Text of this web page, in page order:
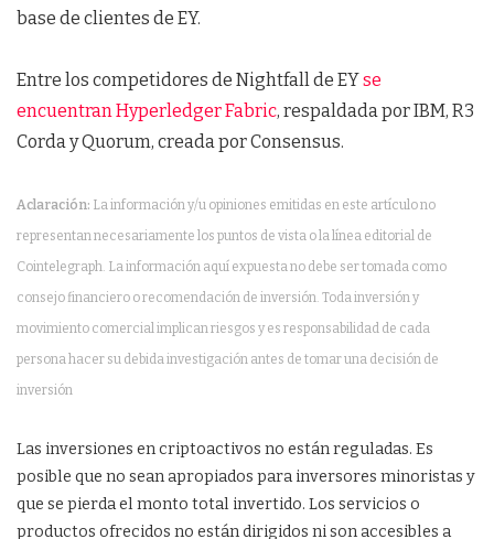
base de clientes de EY.
Entre los competidores de Nightfall de EYse
encuentran Hyperledger Fabric, respaldada por IBM, R3
Corda y Quorum, creada por Consensus.
Aclaración: La información y/u opiniones emitidas en este artículo no
representan necesariamente los puntos de vista o la línea editorial de
Cointelegraph. La información aquí expuesta no debe ser tomada como
consejo financiero o recomendación de inversión. Toda inversión y
movimiento comercial implican riesgos y es responsabilidad de cada
persona hacer su debida investigación antes de tomar una decisión de
inversión
Las inversiones en criptoactivos no están reguladas. Es
posible que no sean apropiados para inversores minoristas y
que se pierda el monto total invertido. Los servicios o
productos ofrecidos no están dirigidos ni son accesibles a